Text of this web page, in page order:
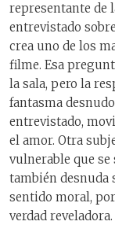
representante de
entrevistado
crea uno de los
filme. Esa
la sala, pero la
fantasma
entrevistado,
el amor. Otra
vulnerable que
también desnuda
sentido moral,
verdad